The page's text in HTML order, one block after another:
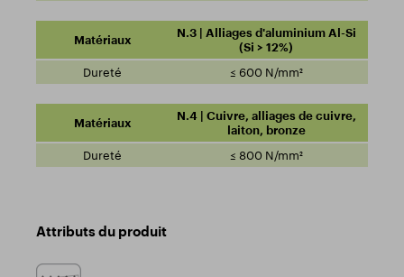
N.3 | Alliages d'aluminium Al-Si
(Si > 12%)
≤ 600 N/mm²
N.4 | Cuivre, alliages de cuivre,
laiton, bronze
≤ 800 N/mm²
Attributs du produit